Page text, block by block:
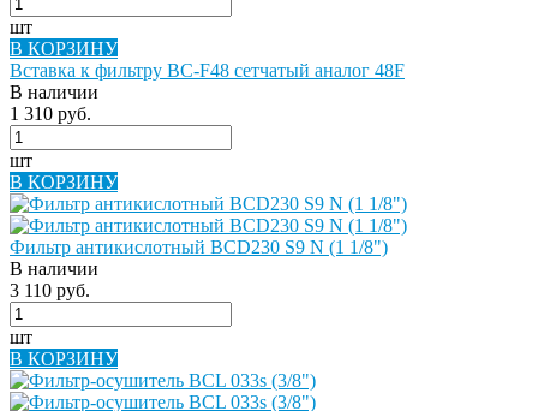
шт
В КОРЗИНУ
Вставка к фильтру BC-F48 сетчатый аналог 48F
В наличии
1 310 руб.
шт
В КОРЗИНУ
Фильтр антикислотный BCD230 S9 N (1 1/8")
В наличии
3 110 руб.
шт
В КОРЗИНУ